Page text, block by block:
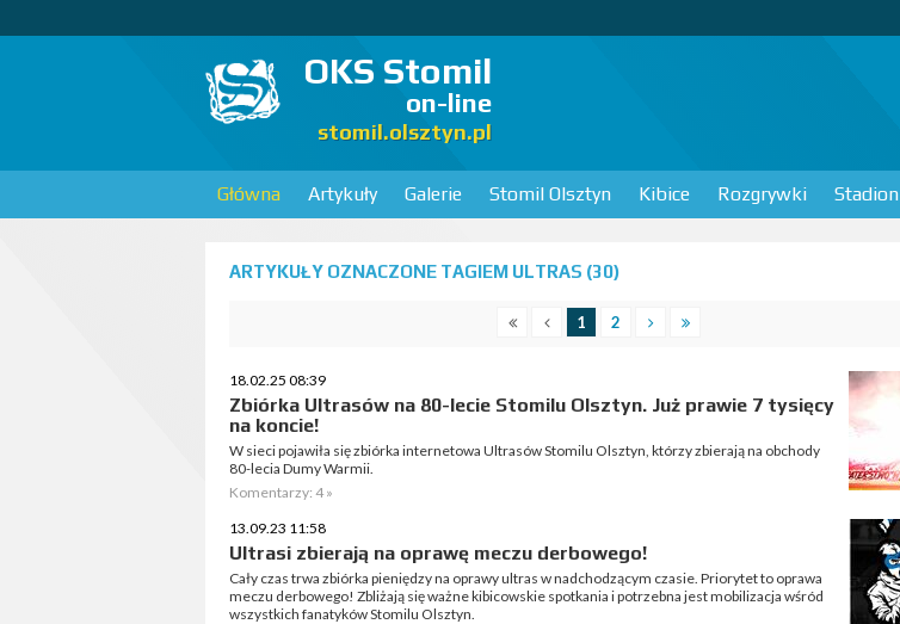
OKS Stomil
on-line
stomil.olsztyn.pl
Główna Artykuły Galerie Stomil Olsztyn Kibice Rozgrywki Stadion
ARTYKUŁY OZNACZONE TAGIEM ULTRAS (30)
1 2
18.02.25 08:39
Zbiórka Ultrasów na 80-lecie Stomilu Olsztyn. Już prawie 7 tysięcy
na koncie!
W sieci pojawiła się zbiórka internetowa Ultrasów Stomilu Olsztyn, którzy zbierają na obchody
80-lecia Dumy Warmii.
Komentarzy: 4 »
13.09.23 11:58
Ultrasi zbierają na oprawę meczu derbowego!
Cały czas trwa zbiórka pieniędzy na oprawy ultras w nadchodzącym czasie. Priorytet to oprawa
meczu derbowego! Zbliżają się ważne kibicowskie spotkania i potrzebna jest mobilizacja wśród
wszystkich fanatyków Stomilu Olsztyn.